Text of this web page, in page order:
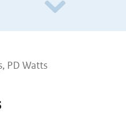
PD Watts